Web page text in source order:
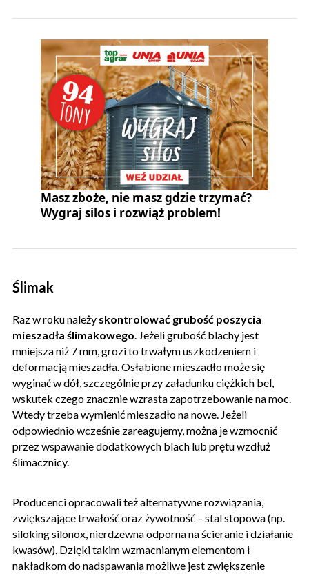
Masz zboże, nie masz gdzie trzymać?
Wygraj silos i rozwiąż problem!
Ślimak
Raz w roku należy skontrolować grubość poszycia
mieszadła ślimakowego. Jeżeli grubość blachy jest
mniejsza niż 7 mm, grozi to trwałym uszkodzeniem i
deformacją mieszadła. Osłabione mieszadło może się
wyginać w dół, szczególnie przy załadunku ciężkich bel,
wskutek czego znacznie wzrasta zapotrzebowanie na moc.
Wtedy trzeba wymienić mieszadło na nowe. Jeżeli
odpowiednio wcześnie zareagujemy, można je wzmocnić
przez wspawanie dodatkowych blach lub prętu wzdłuż
ślimacznicy.
Producenci opracowali też alternatywne rozwiązania,
zwiększające trwałość oraz żywotność – stal stopowa (np.
siloking silonox, nierdzewna odporna na ścieranie i działanie
kwasów). Dzięki takim wzmacnianym elementom i
nakładkom do nadspawania możliwe jest zwiększenie